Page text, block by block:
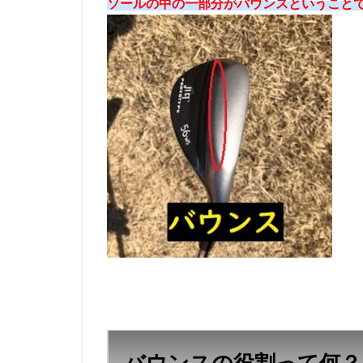
ソールの中の一部分がバウンスということ